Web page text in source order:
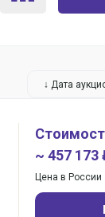
↓ Дата
~ 457 173
Цена в России